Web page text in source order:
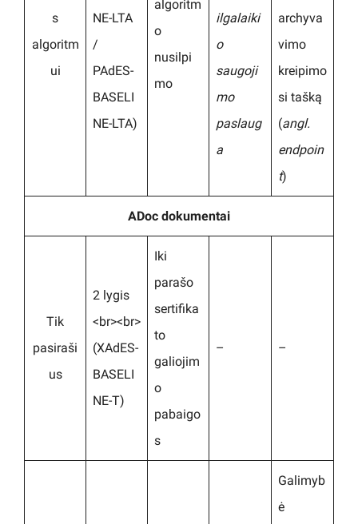
s
algoritm
ui
NE-LTA
/
PAdES-
BASELI
NE-LTA)
algoritm
o
nusilpi
mo
ilgalaiki
o
saugoji
mo
paslaug
a
archyva
vimo
kreipimo
si tašką
(angl.
endpoin
t)
ADoc dokumentai
Tik
pasiraši
us
2 lygis
<br><br>
(XAdES-
BASELI
NE-T)
Iki
parašo
sertifika
to
galiojim
o
pabaigo
s
– –
Galimyb
ė